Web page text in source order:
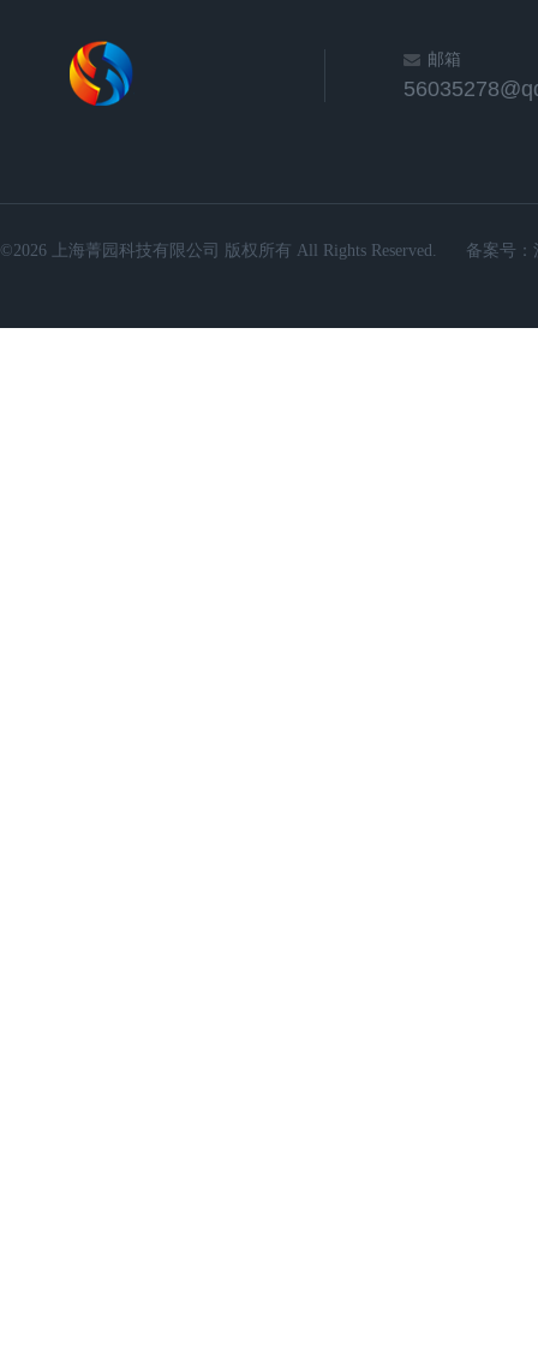
邮箱
©2026 上海菁园科技有限公司 版权所有 All Rights Reserved. 备案号：